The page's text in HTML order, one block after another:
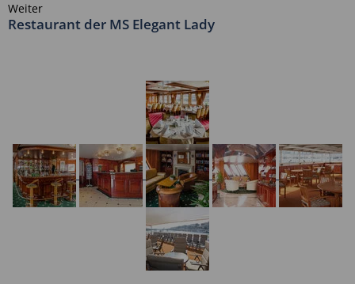
Weiter
Restaurant der MS Elegant Lady